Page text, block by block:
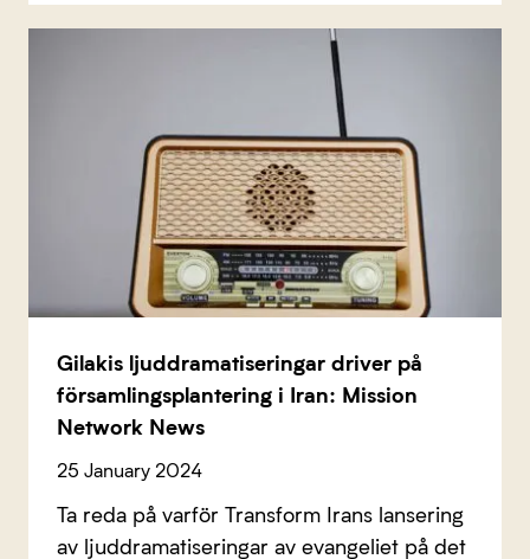
Gilakis ljuddramatiseringar driver på
församlingsplantering i Iran: Mission
Network News
25 January 2024
Ta reda på varför Transform Irans lansering
av ljuddramatiseringar av evangeliet på det